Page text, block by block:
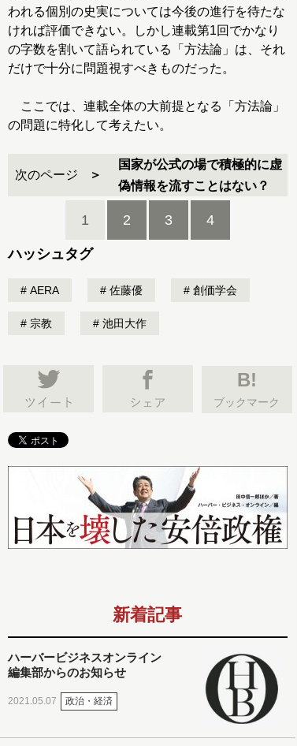
われる個別の史実については今後の進行を待たな
ければ評価できない。しかし連載第1回でかなり
の字数を割いて語られている「方法論」は、それ
だけで十分に問題視すべきものだった。
ここでは、連載全体の大前提となる「方法論」
の問題に特化して考えたい。
次のページ
国家が公式の場で積極的に虚
偽情報を流すことはない？
1 2 3 4
ハッシュタグ
AERA 佐藤優 創価学会
宗教 池田大作
B!
ブックマーク
新着記事
ハーバービジネスオンライン
編集部からのお知らせ
2021.05.07 政治・経済